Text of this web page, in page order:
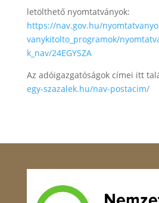
letölthető nyomtatványok:
https://nav.gov.hu/
vanykitolto_programok/
k_nav/24EGYSZA
Az adóigazgatóságok címei itt
egy-szazalek.hu/nav-postacim/